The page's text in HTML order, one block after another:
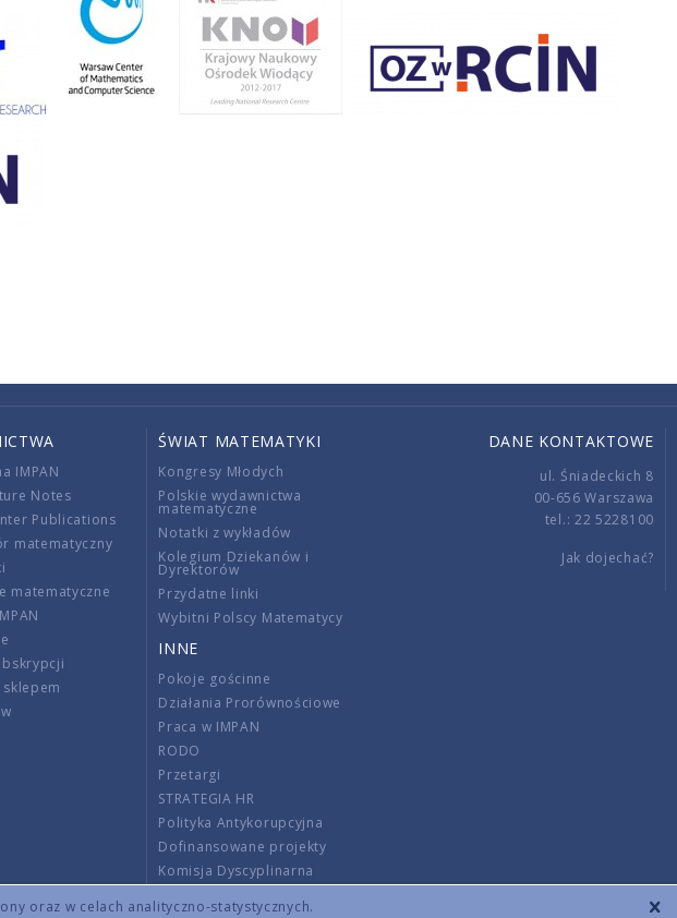
oraz w celach analityczno-statystycznych.
IMPAN
Notes
Publications
matematyczny
matematyczne
ŚWIAT MATEMATYKI
Kongresy Młodych
Polskie wydawnictwa
matematyczne
Notatki z wykładów
Kolegium Dziekanów i
Dyrektorów
Przydatne linki
Wybitni Polscy Matematycy
INNE
Pokoje gościnne
Działania Prorównościowe
Praca w IMPAN
RODO
Przetargi
STRATEGIA HR
Polityka Antykorupcyjna
Dofinansowane projekty
Komisja Dyscyplinarna
DANE KONTAKTOWE
ul. Śniadeckich 8
00-656 Warszawa
tel.: 22 5228100
Jak dojechać?